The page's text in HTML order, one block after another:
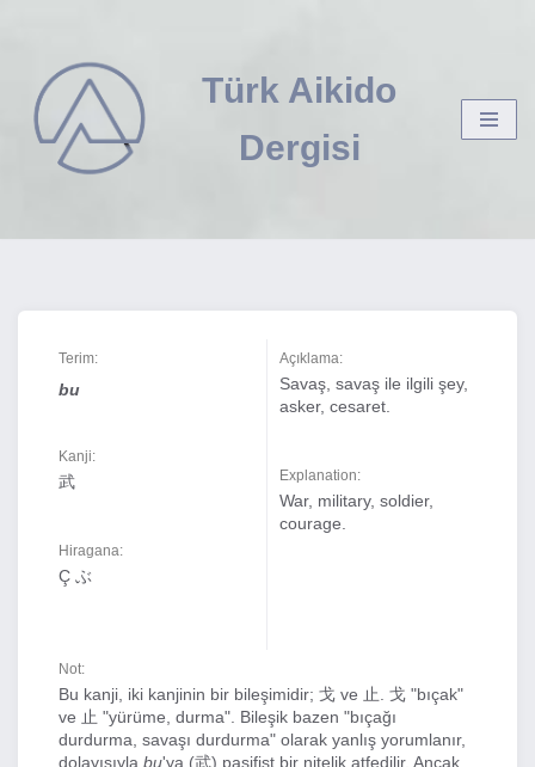
İçeriğe
geç
Türk Aikido
Dergisi
Terim:
bu
Kanji:
武
Hiragana:
Ç ぶ
Açıklama:
Savaş, savaş ile ilgili şey,
asker, cesaret.
Explanation:
War, military, soldier,
courage.
Not:
Bu kanji, iki kanjinin bir bileşimidir; 戈 ve 止. 戈 "bıçak"
ve 止 "yürüme, durma". Bileşik bazen "bıçağı
durdurma, savaşı durdurma" olarak yanlış yorumlanır,
dolayısıyla bu'ya (武) pasifist bir nitelik atfedilir. Ancak